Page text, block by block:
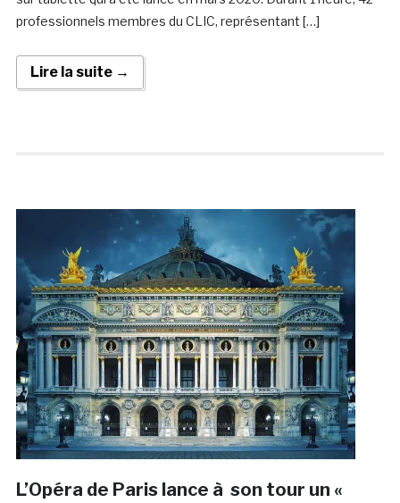
professionnels membres du CLIC, représentant […]
Lire la suite →
L’Opéra de Paris lance à son tour un «